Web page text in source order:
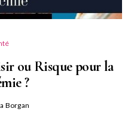
ou Risque pour la
?
Borgan